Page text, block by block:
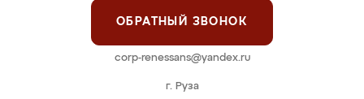
г. Руза
ОБРАТНЫЙ ЗВОНОК
corp-renessans@yandex.ru